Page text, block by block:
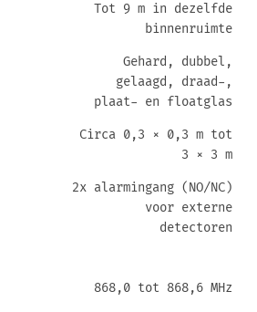
Tot 9 m in dezelfde
binnenruimte
Gehard, dubbel,
gelaagd, draad-,
plaat- en floatglas
Circa 0,3 × 0,3 m tot
3 × 3 m
2x alarmingang (NO/NC)
voor externe
detectoren
868,0 tot 868,6 MHz